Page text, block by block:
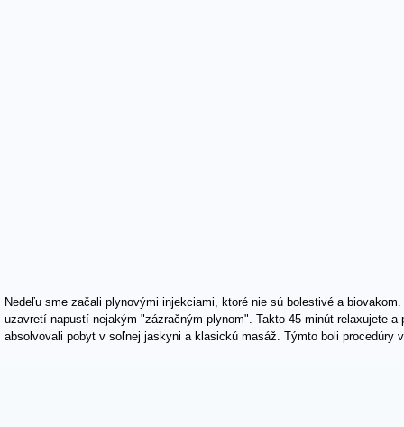
Nedeľu sme začali plynovými injekciami, ktoré nie sú bolestivé a
uzavretí napustí nejakým "zázračným plynom". Takto 45 minút relaxujete
absolvovali pobyt v soľnej jaskyni a klasickú masáž. Týmto boli procedúry